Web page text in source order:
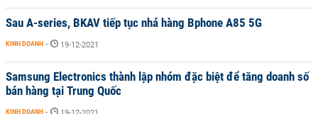
Sau A-series, BKAV tiếp tục nhá hàng Bphone A85 5G
KINH DOANH - 19-12-2021
Samsung Electronics thành lập nhóm đặc biệt để tăng doanh số
bán hàng tại Trung Quốc
KINH DOANH